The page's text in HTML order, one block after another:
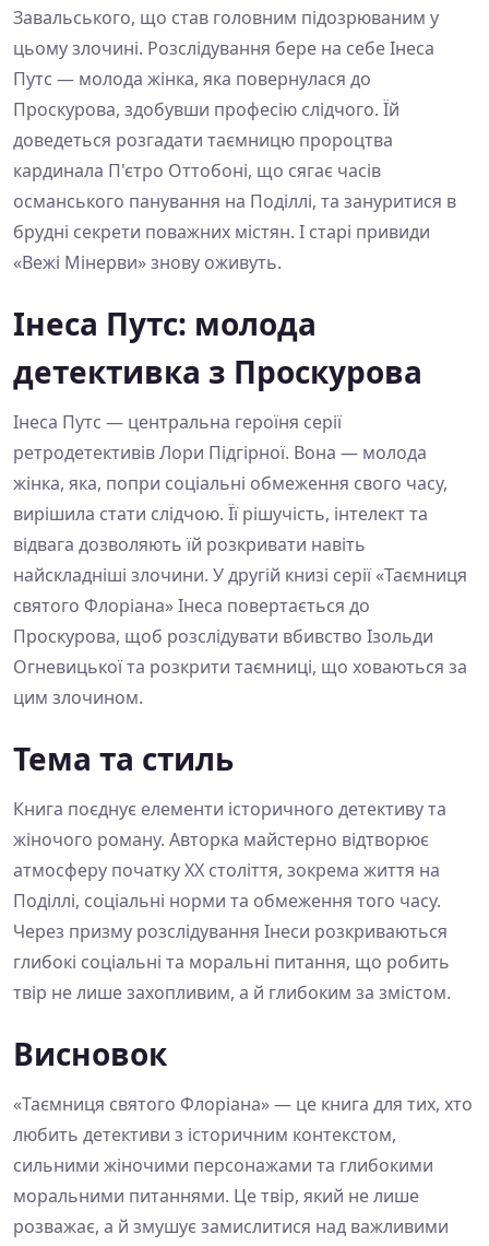
Завальського, що став головним підозрюваним у
цьому злочині. Розслідування бере на себе Інеса
Путс — молода жінка, яка повернулася до
Проскурова, здобувши професію слідчого. Їй
доведеться розгадати таємницю пророцтва
кардинала П'єтро Оттобоні, що сягає часів
османського панування на Поділлі, та зануритися в
брудні секрети поважних містян. І старі привиди
«Вежі Мінерви» знову оживуть.
Інеса Путс: молода
детективка з Проскурова
Інеса Путс — центральна героїня серії
ретродетективів Лори Підгірної. Вона — молода
жінка, яка, попри соціальні обмеження свого часу,
вирішила стати слідчою. Її рішучість, інтелект та
відвага дозволяють їй розкривати навіть
найскладніші злочини. У другій книзі серії «Таємниця
святого Флоріана» Інеса повертається до
Проскурова, щоб розслідувати вбивство Ізольди
Огневицької та розкрити таємниці, що ховаються за
цим злочином.
Тема та стиль
Книга поєднує елементи історичного детективу та
жіночого роману. Авторка майстерно відтворює
атмосферу початку ХХ століття, зокрема життя на
Поділлі, соціальні норми та обмеження того часу.
Через призму розслідування Інеси розкриваються
глибокі соціальні та моральні питання, що робить
твір не лише захопливим, а й глибоким за змістом.
Висновок
«Таємниця святого Флоріана» — це книга для тих, хто
любить детективи з історичним контекстом,
сильними жіночими персонажами та глибокими
моральними питаннями. Це твір, який не лише
розважає, а й змушує замислитися над важливими